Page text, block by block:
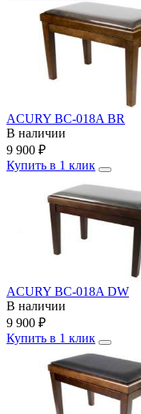
ACURY BC-018A BR
В наличии
9 900 ₽
Купить в 1 клик
ACURY BC-018A DW
В наличии
9 900 ₽
Купить в 1 клик